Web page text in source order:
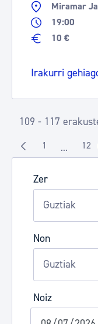
Zer
Non
Noiz
Miramar
19:00
10 €
Irakurri
109 - 117
Orrialdea
1 ... 12